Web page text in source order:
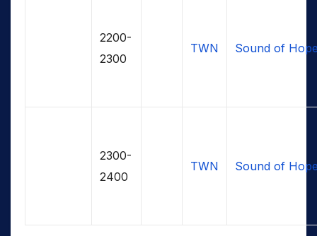
2200-
2300
TWN Sound of
2300-
2400
TWN Sound of